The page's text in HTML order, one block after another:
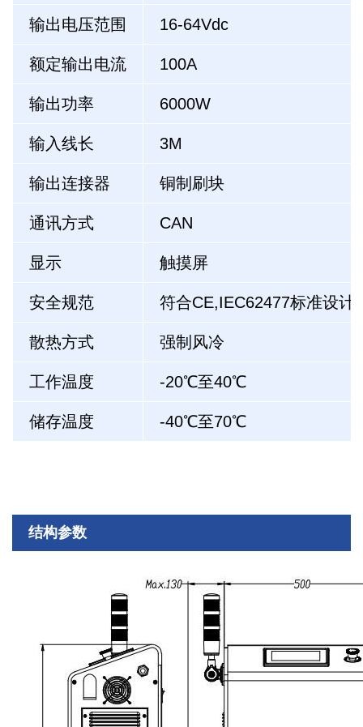
输出电压范围 16-64Vdc
额定输出电流 100A
输出功率 6000W
输入线长 3M
输出连接器 铜制刷块
通讯方式 CAN
显示 触摸屏
安全规范 符合CE,IEC62477标准设计
散热方式 强制风冷
工作温度 -20℃至40℃
储存温度 -40℃至70℃
结构参数